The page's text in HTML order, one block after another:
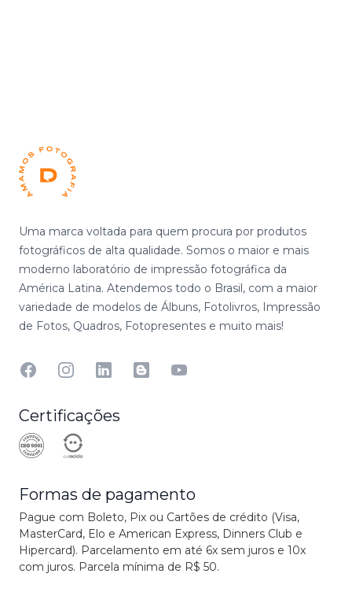
Uma marca voltada para quem procura por produtos
fotográficos de alta qualidade. Somos o maior e mais
moderno laboratório de impressão fotográfica da
América Latina. Atendemos todo o Brasil, com a maior
variedade de modelos de Álbuns, Fotolivros, Impressão
de Fotos, Quadros, Fotopresentes e muito mais!
FacebookInstagramLinkedinBlog YouTube
Certificações
Formas de pagamento
Pague com Boleto, Pix ou Cartões de crédito (Visa,
MasterCard, Elo e American Express, Dinners Club e
Hipercard). Parcelamento em até 6x sem juros e 10x
com juros. Parcela mínima de R$ 50.